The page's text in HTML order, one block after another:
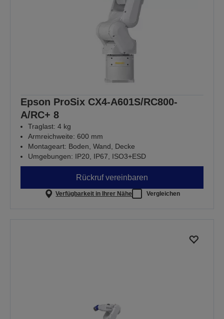
Epson ProSix CX4-A601S/RC800-
A/RC+ 8
Traglast: 4 kg
Armreichweite: 600 mm
Montageart: Boden, Wand, Decke
Umgebungen: IP20, IP67, ISO3+ESD
Rückruf vereinbaren
Verfügbarkeit in Ihrer Nähe Vergleichen